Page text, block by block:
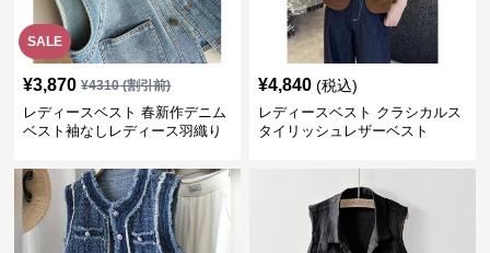
SALE
¥3,870 ¥4310(割引前)
レディースベスト 春新作デニム
ベスト袖なしレディース羽織り
¥4,840 (税込)
レディースベスト クラシカルス
タイリッシュレザーベスト